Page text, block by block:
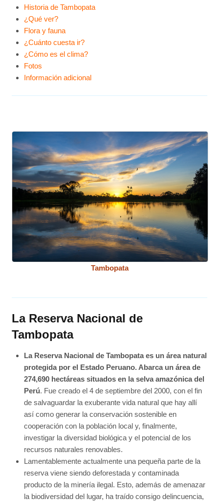
Historia de Tambopata
¿Qué ver?
Flora y fauna
¿Cuánto cuesta ir?
¿Cómo es el clima?
Fotos
Información adicional
Tambopata
La Reserva Nacional de
Tambopata
La Reserva Nacional de Tambopata es un área natural
protegida por el Estado Peruano. Abarca un área de
274,690 hectáreas situados en la selva amazónica del
Perú. Fue creado el 4 de septiembre del 2000, con el fin
de salvaguardar la exuberante vida natural que hay allí
así como generar la conservación sostenible en
cooperación con la población local y, finalmente,
investigar la diversidad biológica y el potencial de los
recursos naturales renovables.
Lamentablemente actualmente una pequeña parte de la
reserva viene siendo deforestada y contaminada
producto de la minería ilegal. Esto, además de amenazar
la biodiversidad del lugar, ha traído consigo delincuencia,